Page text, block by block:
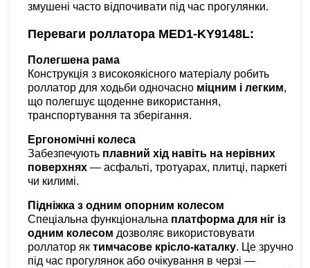
змушені часто відпочивати під час прогулянки.
Переваги роллатора MED1-KY9148L:
Полегшена рама
Конструкція з високоякісного матеріалу робить
роллатор для ходьби одночасно міцним і легким,
що полегшує щоденне використання,
транспортування та зберігання.
Ергономічні колеса
Забезпечують плавний хід навіть на нерівних
поверхнях — асфальті, тротуарах, плитці, паркеті
чи килимі.
Підніжка з одним опорним колесом
Спеціальна функціональна платформа для ніг із
одним колесом дозволяє використовувати
роллатор як тимчасове крісло-каталку. Це зручно
під час прогулянок або очікування в черзі —